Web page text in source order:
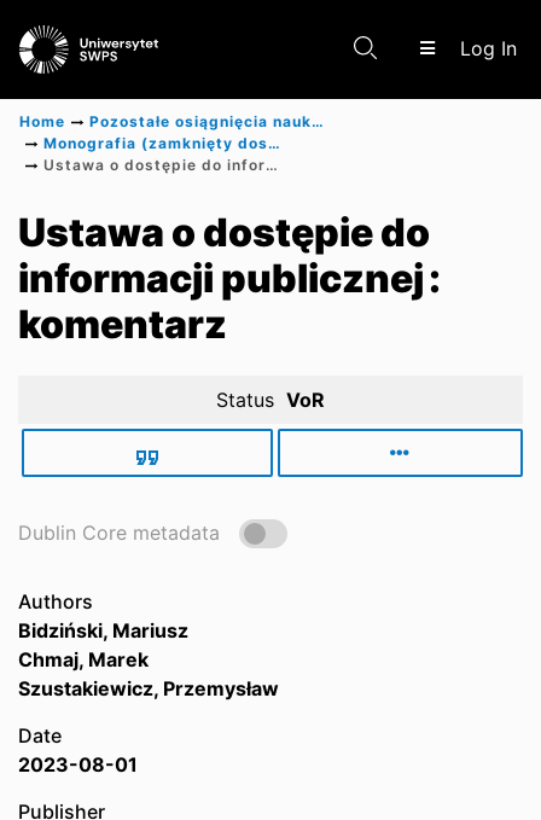
Log In
Communities & Collections
Scientific research results
Home
Pozostałe osiągnięcia naukowe
Monografia (zamknięty dostęp)
Ustawa o dostępie do informacji publicznej : komentarz
Ustawa o dostępie do
informacji publicznej :
komentarz
Status VoR
Dublin Core metadata
Authors
Bidziński, Mariusz
Chmaj, Marek
Szustakiewicz, Przemysław
Date
2023-08-01
Publisher